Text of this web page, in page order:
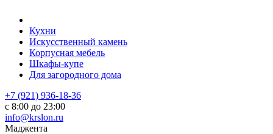
Кухни
Искусственный камень
Корпусная мебель
Шкафы-купе
Для загородного дома
+7 (921) 936-18-36
с 8:00 до 23:00
info@krslon.ru
Маджента